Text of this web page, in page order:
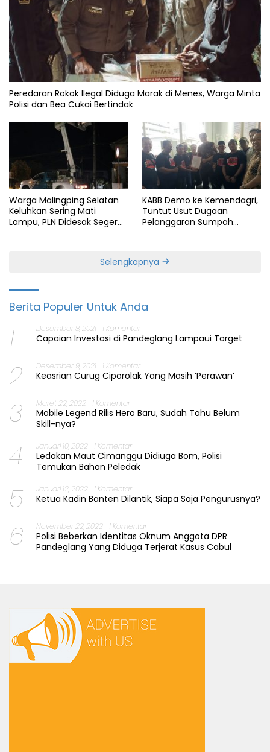
Peredaran Rokok Ilegal Diduga Marak di Menes, Warga Minta
Polisi dan Bea Cukai Bertindak
Warga Malingping Selatan
Keluhkan Sering Mati
Lampu, PLN Didesak Segera
KABB Demo ke Kemendagri,
Tuntut Usut Dugaan
Pelanggaran Sumpah
Selengkapnya
Berita Populer Untuk Anda
1 Desember 8, 2021 1 Komentar
Capaian Investasi di Pandeglang Lampaui Target
2 Desember 9, 2021 1 Komentar
Keasrian Curug Ciporolak Yang Masih ‘Perawan’
3 Maret 22, 2022 1 Komentar
Mobile Legend Rilis Hero Baru, Sudah Tahu Belum
Skill-nya?
4 Januari 10, 2022 1 Komentar
Ledakan Maut Cimanggu Didiuga Bom, Polisi
Temukan Bahan Peledak
5 Januari 12, 2022 1 Komentar
Ketua Kadin Banten Dilantik, Siapa Saja Pengurusnya?
6 November 22, 2022 1 Komentar
Polisi Beberkan Identitas Oknum Anggota DPR
Pandeglang Yang Diduga Terjerat Kasus Cabul